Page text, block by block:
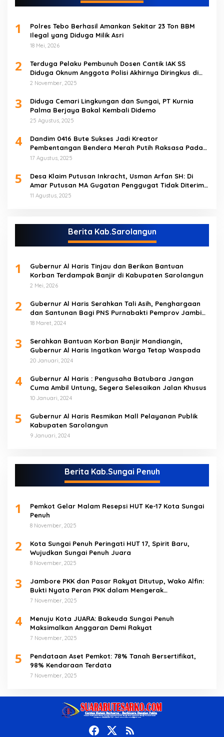
1
Polres Tebo Berhasil Amankan Sekitar 23 Ton BBM
Ilegal yang Diduga Milik Asri
18 Mei, 2026
2
Terduga Pelaku Pembunuh Dosen Cantik IAK SS
Diduga Oknum Anggota Polisi Akhirnya Diringkus di
Tebo Tengah
2 November, 2025
3
Diduga Cemari Lingkungan dan Sungai, PT Kurnia
Palma Berjaya Bakal Kembali Didemo
25 Agustus, 2025
4
Dandim 0416 Bute Sukses Jadi Kreator
Pembentangan Bendera Merah Putih Raksasa Pada
Peringatan HUT RI ke 80 di Tebo
17 Agustus, 2025
5
Desa Klaim Putusan Inkracht, Usman Arfan SH: Di
Amar Putusan MA Gugatan Penggugat Tidak Diterima
(NO)
11 Agustus, 2025
Berita Kab.Sarolangun
1
Gubernur Al Haris Tinjau dan Berikan Bantuan
Korban Terdampak Banjir di Kabupaten Sarolangun
2 Mei, 2026
2
Gubernur Al Haris Serahkan Tali Asih, Penghargaan
dan Santunan Bagi PNS Purnabakti Pemprov Jambi
Yang Berada di Sarolangun
18 Maret, 2024
3
Serahkan Bantuan Korban Banjir Mandiangin,
Gubernur Al Haris Ingatkan Warga Tetap Waspada
20 Januari, 2024
4
Gubernur Al Haris : Pengusaha Batubara Jangan
Cuma Ambil Untung, Segera Selesaikan Jalan Khusus
10 Januari, 2024
5
Gubernur Al Haris Resmikan Mall Pelayanan Publik
Kabupaten Sarolangun
9 Januari, 2024
Berita Kab.Sungai Penuh
1
Pemkot Gelar Malam Resepsi HUT Ke-17 Kota Sungai
Penuh
8 November, 2025
2
Kota Sungai Penuh Peringati HUT 17, Spirit Baru,
Wujudkan Sungai Penuh Juara
8 November, 2025
3
Jambore PKK dan Pasar Rakyat Ditutup, Wako Alfin:
Bukti Nyata Peran PKK dalam Mengerak
Perekonomian Masyarakat
7 November, 2025
4
Menuju Kota JUARA: Bakeuda Sungai Penuh
Maksimalkan Anggaran Demi Rakyat
7 November, 2025
5
Pendataan Aset Pemkot: 78% Tanah Bersertifikat,
98% Kendaraan Terdata
7 November, 2025